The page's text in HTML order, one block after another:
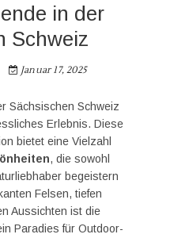
in der
Schweiz
Januar 17, 2025
Sächsischen Schweiz
Erlebnis. Diese
bietet eine Vielzahl
, die sowohl
begeistern
Felsen, tiefen
Aussichten ist die
Paradies für Outdoor-